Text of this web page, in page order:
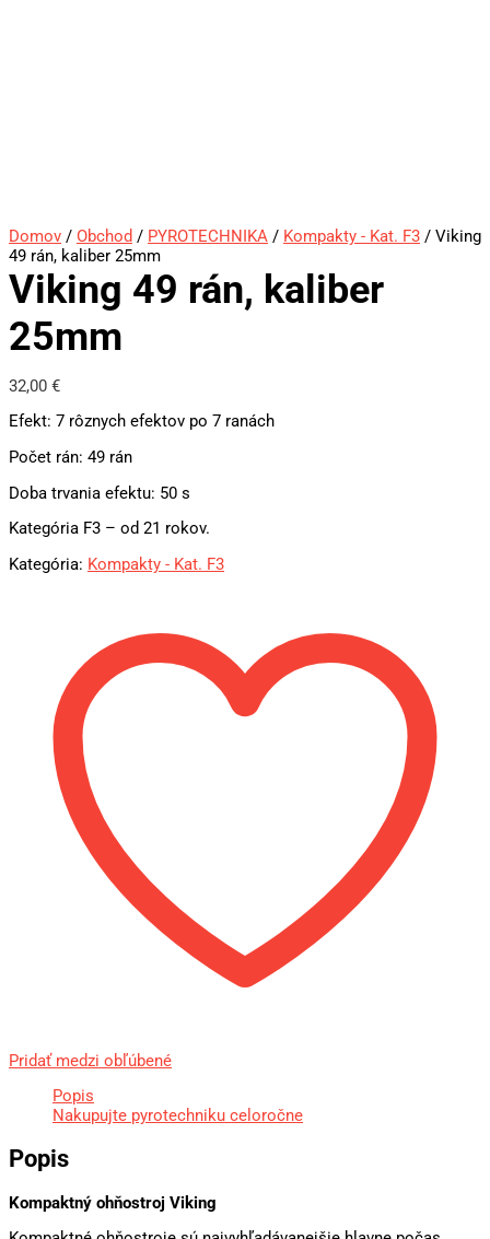
Domov / Obchod / PYROTECHNIKA / Kompakty - Kat. F3 / Viking
49 rán, kaliber 25mm
Viking 49 rán, kaliber
25mm
32,00 €
Efekt: 7 rôznych efektov po 7 ranách
Počet rán: 49 rán
Doba trvania efektu: 50 s
Kategória F3 – od 21 rokov.
Kategória: Kompakty - Kat. F3
Pridať medzi obľúbené
Popis
Nakupujte pyrotechniku celoročne
Popis
Kompaktný ohňostroj Viking